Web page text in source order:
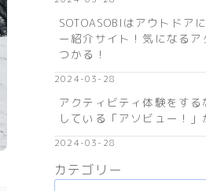
SOTOASOBIはアウトドア
ー紹介サイト！気になるア
つかる！
2024-03-28
アクティビティ体験をす
している「アソビュー！」
2024-03-28
カテゴリー